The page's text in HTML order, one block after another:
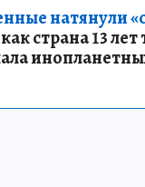
натянули
страна 13 лет